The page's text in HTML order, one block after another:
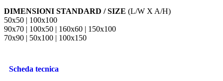
DIMENSIONI STANDARD / SIZE (L/W X A/H)
50x50 | 100x100
90x70 | 100x50 | 160x60 | 150x100
70x90 | 50x100 | 100x150
Scheda tecnica